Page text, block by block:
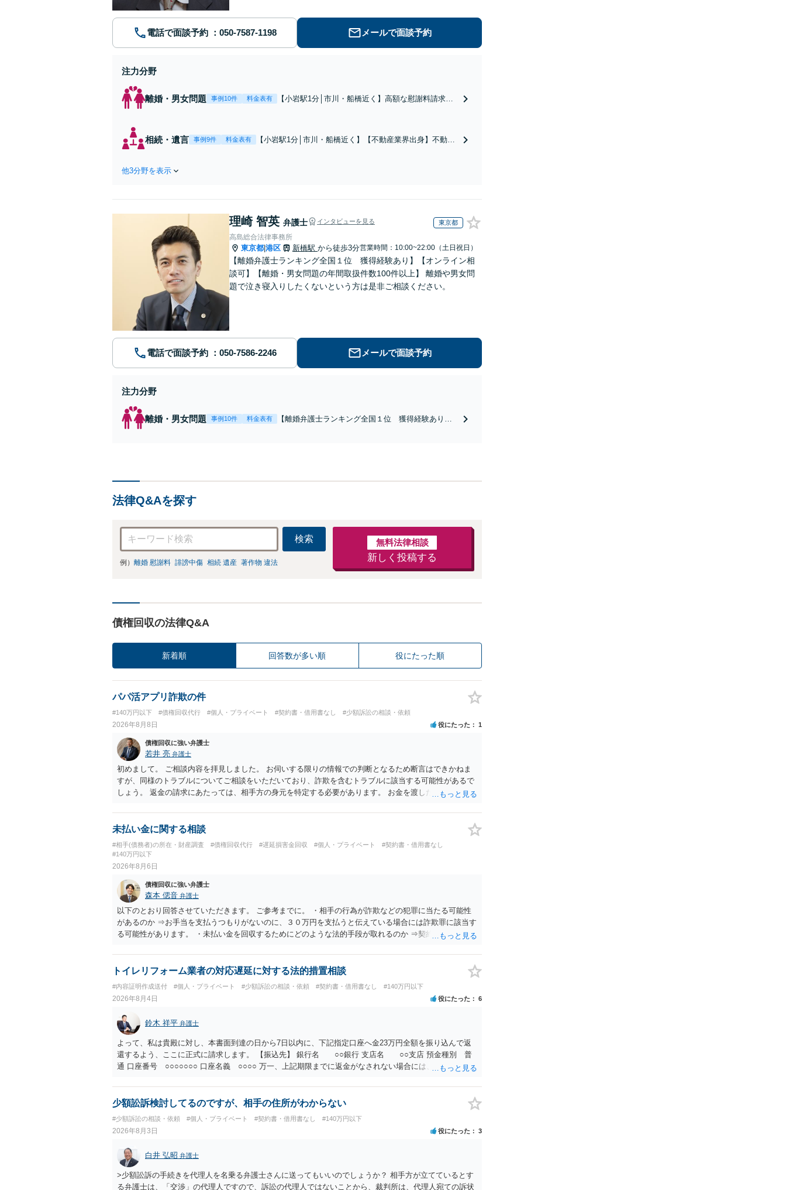
電話で面談予約 メールで面談予約
注力分野
離婚・男女問題 事例10件 料金表有
【小岩駅1分│市川・船橋近く】高額な慰謝料請求の
家の財産分与に対応！離婚に関するお悩みは、お気
軽にご相談ください【メディア出演】【早朝・夜間
相続・遺言 事例9件 料金表有
【小岩駅1分│市川・船橋近く】【不動産業界出身】不動産
他3分野を表示
理崎 智英 弁護士 インタビューを見る 東京都
高島総合法律事務所
東京都 港区 新橋駅 から徒歩3分営業時間：10:00~22:00（土日祝日）
【離婚弁護士ランキング全国１位 獲得経験あり】【オンライン相
談可】【離婚・男女問題の年間取扱件数100件以上】 離婚や男女問
題で泣き寝入りしたくないという方は是非ご相談ください。
電話で面談予約 メールで面談予約
注力分野
離婚・男女問題 事例10件 料金表有
【離婚弁護士ランキング全国１位 獲得経験あり】
法律Q&Aを探す
検索
例） 離婚 慰謝料 誹謗中傷 相続 遺産 著作物 違法
無料法律相談
新しく投稿する
債権回収の法律Q&A
新着順 回答数が多い順 役にたった順
パパ活アプリ詐欺の件
#140万円以下 #債権回収代行 #個人・プライベート #契約書・借用書なし #少額訴訟の相談・依頼
2026年8月8日 役にたった 1
債権回収に強い弁護士
若井 亮 弁護士
初めまして。 ご相談内容を拝見しました。 お伺いする限りの情報での判断となるため断言はできかねま
すが、同様のトラブルについてご相談をいただいており、詐欺を含むトラブルに該当する可能性があるで
しょう。 返金の請求にあたっては、相手方の身元を特定する必要があります。 お金を渡した方法が現金
ずれにせよ、まずは速やかに最寄りの警察署に被害相談に行くことをお勧めします。
未払い金に関する相談
#相手(債務者)の所在・財産調査 #債権回収代行 #遅延損害金回収 #個人・プライベート
#契約書・借用書なし
#140万円以下
2026年8月6日
債権回収に強い弁護士
森本 偲音 弁護士
以下のとおり回答させていただきます。 ご参考までに。 ・相手の行為が詐欺などの犯罪に当たる可能性
があるのか ⇒お手当を支払うつもりがないのに、３０万円を支払うと伝えている場合には詐欺罪に該当す
る可能性があります。 ・未払い金を回収するためにどのような法的手段が取れるのか ⇒契約に基づく履
であるため、公序良俗に反する契約として 民法上無効（民法９０条）となるため、相手方に請求できな
い可能性が高いです。 ・相手の氏名や住所が分からない状態でも対応可能なのか ⇒訴訟等の裁判上の手
トイレリフォーム業者の対応遅延に対する法的措置相談
#内容証明作成送付 #個人・プライベート #少額訴訟の相談・依頼 #契約書・借用書なし #140万円以下
2026年8月4日 役にたった 6
鈴木 祥平 弁護士
よって、私は貴殿に対し、本書面到達の日から7日以内に、下記指定口座へ金23万円全額を振り込んで返
還するよう、ここに正式に請求します。 【振込先】 銀行名 ○○銀行 支店名 ○○支店 預金種別 普
通 口座番号 ○○○○○○○ 口座名義 ○○○○ 万一、上記期限までに返金がなされない場合には、貴殿には任
を求める民事訴訟、支払督促その他必要な法的手続を直ちに講じます。 その際には、訴訟に要する費用そ
の他法令上認められる金員についても併せて請求する予定ですので、あらかじめ申し添えます。 本件は、
との取引関係や返金時期などの内部事情は、私に対する返還義務の発生や履行時期には何ら影響を及ぼす
ものではありません。 これ以上、本件の解決を不必要に遅延させることなく、誠意をもって速やかに返金
手続を履行されるよう、強く求めます。 以上
少額訟訴検討してるのですが、相手の住所がわからない
#少額訴訟の相談・依頼 #個人・プライベート #契約書・借用書なし #140万円以下
2026年8月3日 役にたった 3
白井 弘昭 弁護士
>少額訟訴の手続きを代理人を名乗る弁護士さんに送ってもいいのでしょうか？ 相手方が立てているとす
る弁護士は、「交渉」の代理人ですので、訴訟の代理人ではないことから、裁判所は、代理人宛ての訴状